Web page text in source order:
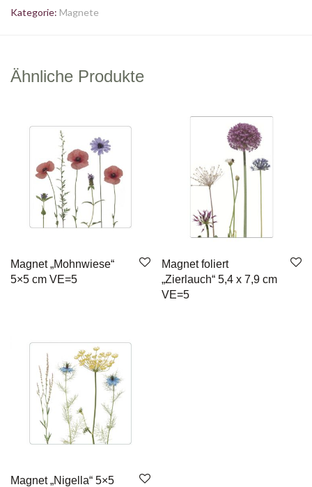
Kategorie: Magnete
Ähnliche Produkte
Magnet „Mohnwiese“
5×5 cm VE=5
Magnet foliert
„Zierlauch“ 5,4 x 7,9 cm
VE=5
Magnet „Nigella“ 5×5